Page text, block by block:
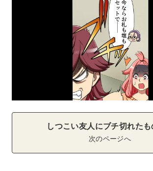
しつこい友人にブチ切れた
次のページへ